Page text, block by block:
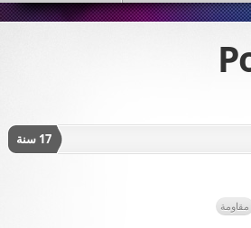
17 سنة
مقاومة